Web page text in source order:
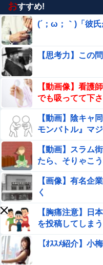
ある｢私、リア充を満喫
ちゃんひな・あづ】
【ハメ撮り】 この小学
でもヤリたい
【労災】作業員が裁断機
の映像。
点滴に排泄物を入れた
棟を建てたばかりなの
た結果……
【悲報】 NHK、女さん
をわかりやすく放送して
新宿・歌舞伎町で半グレ
動画が怖すぎると海外で
【衝撃】佐藤二朗さん、
う！！！！！！
佐藤二朗「“ほんとうの
深投稿に憶測殺到
【閲覧注意】このお店の
噛んだ瞬間 中が動いた
おすすめ!
(´；ω；｀)「彼
【思考力】この
【動画像】看護
でも吸ってて下さ
【動画】陰キャ
モンバトル』マ
【動画】スラム
たら、そりゃこ
【画像】有名企
く
【胸痛注意】日
を投稿してしま
【ｵｽｽﾒ紹介】小